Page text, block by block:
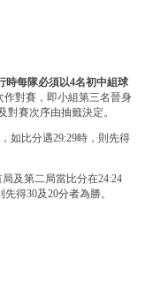
時每隊必須以4名初中組球
對賽，即小組第三名晉身
賽次序由抽籤決定。
如比分遇29:29時，則先得
及第二局當比分在24:24
得30及20分者為勝。